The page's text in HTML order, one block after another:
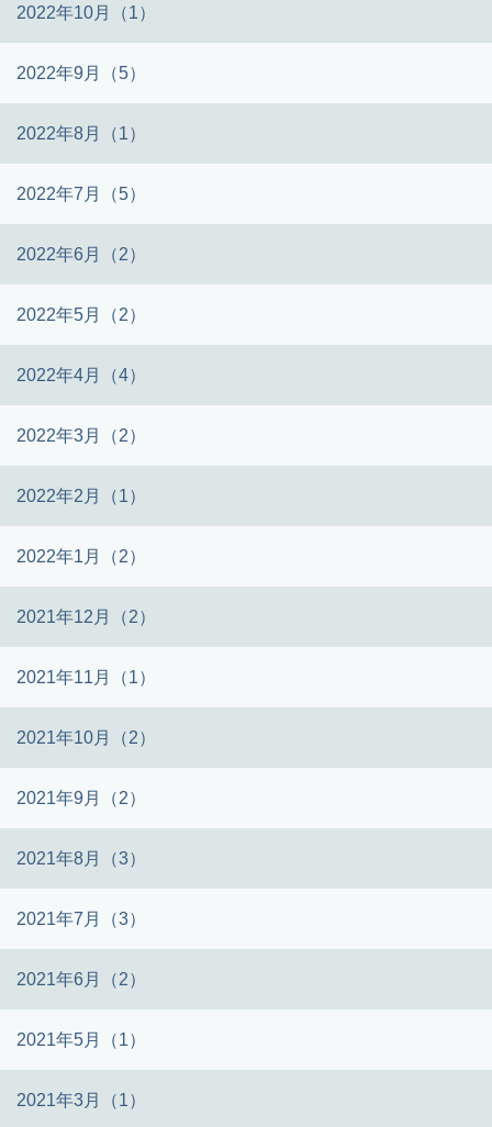
2022年10月（1）
2022年9月（5）
2022年8月（1）
2022年7月（5）
2022年6月（2）
2022年5月（2）
2022年4月（4）
2022年3月（2）
2022年2月（1）
2022年1月（2）
2021年12月（2）
2021年11月（1）
2021年10月（2）
2021年9月（2）
2021年8月（3）
2021年7月（3）
2021年6月（2）
2021年5月（1）
2021年3月（1）